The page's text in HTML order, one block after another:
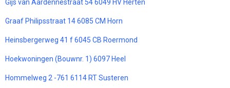
Gijs van Aardennestraat 54 6049 HV Herten
Graaf Philipsstraat 14 6085 CM Horn
Heinsbergerweg 41 f 6045 CB Roermond
Hoekwoningen (Bouwnr. 1) 6097 Heel
Hommelweg 2 -761 6114 RT Susteren